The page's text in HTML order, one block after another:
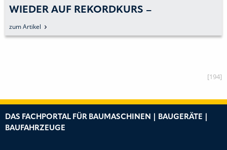
WIEDER AUF REKORDKURS –
PLANUMSATZ VON 400 MIO. EURO
MÖGLICH
zum Artikel
[194]
DAS FACHPORTAL FÜR BAUMASCHINEN | BAUGERÄTE |
BAUFAHRZEUGE